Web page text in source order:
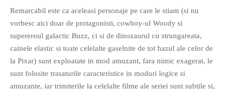
Remarcabil este ca aceleasi personaje pe care le stiam (si nu
vorbesc aici doar de protagonisti, cowboy-ul Woody si
supereroul galactic Buzz, ci si de dinozaurul cu strungareata,
cainele elastic si toate celelalte gaselnite de tot hazul ale celor de
la Pixar) sunt exploatate in mod amuzant, fara nimic exagerat, le
sunt folosite trasaturile caracteristice in moduri logice si
amuzante, iar trimiterile la celelalte filme ale seriei sunt subtile si,